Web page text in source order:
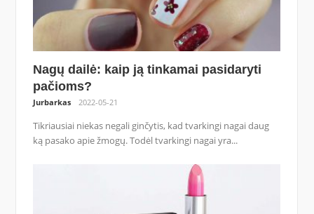
Nagų dailė: kaip ją tinkamai pasidaryti
pačioms?
Jurbarkas 2022-05-21
Tikriausiai niekas negali ginčytis, kad tvarkingi nagai daug
ką pasako apie žmogų. Todėl tvarkingi nagai yra...